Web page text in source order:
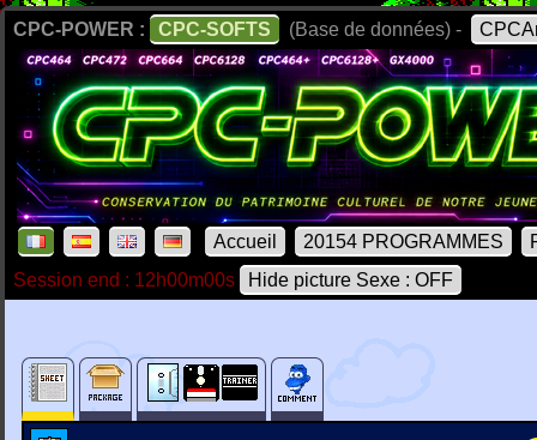
CPC-POWER : CPC-SOFTS (Base de données) -
Accueil 20154 PROGRAMMES
Session end : 12h00m00s
Hide picture Sexe : OFF